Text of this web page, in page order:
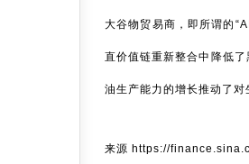
大谷物贸易商，即所谓的
直价值链重新整合中降低
油生产能力的增长推动了对
来源 https://